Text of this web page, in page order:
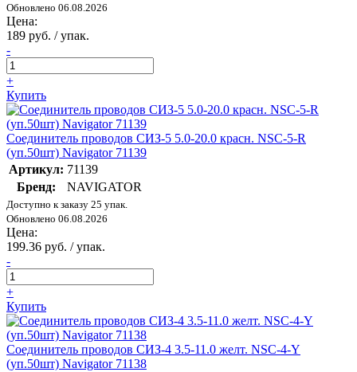
Обновлено 06.08.2026
Цена:
189 руб. / упак.
-
+
Купить
Соединитель проводов СИЗ-5 5.0-20.0 красн. NSC-5-R
(уп.50шт) Navigator 71139
Артикул: 71139
Бренд:
NAVIGATOR
Доступно к заказу 25 упак.
Обновлено 06.08.2026
Цена:
199.36 руб. / упак.
-
+
Купить
Соединитель проводов СИЗ-4 3.5-11.0 желт. NSC-4-Y
(уп.50шт) Navigator 71138